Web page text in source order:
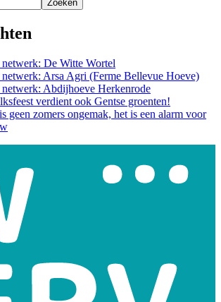
Zoeken
De Witte Wortel
Arsa Agri (Ferme Bellevue Hoeve)
Abdijhoeve Herkenrode
verdient ook Gentse groenten!
geen zomers ongemak, het is een alarm voor